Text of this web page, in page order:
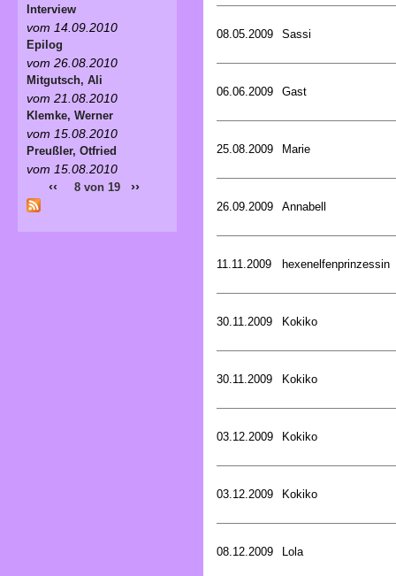
08.05.2009 Sassi
06.06.2009 Gast
25.08.2009 Marie
26.09.2009 Annabell
11.11.2009 hexenelfenprinzessin
30.11.2009 Kokiko
30.11.2009 Kokiko
03.12.2009 Kokiko
03.12.2009 Kokiko
08.12.2009 Lola
Interview
vom 14.09.2010
Epilog
vom 26.08.2010
Mitgutsch, Ali
vom 21.08.2010
Klemke, Werner
vom 15.08.2010
Preußler, Otfried
vom 15.08.2010
‹‹ 8 von 19 ››